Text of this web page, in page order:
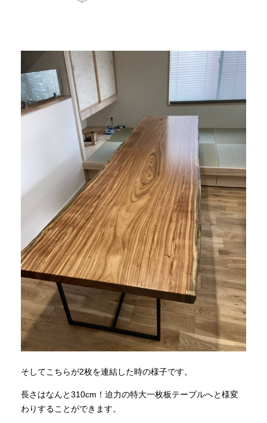
そしてこちらが2枚を連結した時の様子です。
長さはなんと310cm！迫力の特大一枚板テーブルへと様変
わりすることができます。